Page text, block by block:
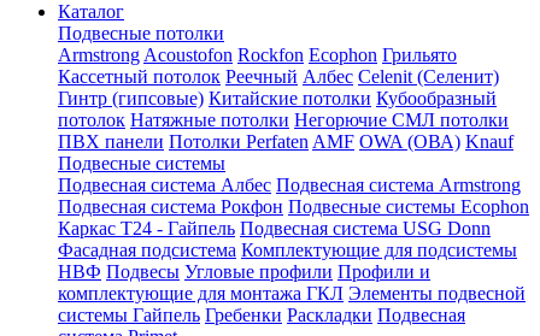
Каталог
Подвесные потолки
Armstrong Acoustofon Rockfon Ecophon Грильято
Кассетный потолок Реечный Албес Celenit (Селенит)
Гинтр (гипсовые) Китайские потолки Кубообразный
потолок Натяжные потолки Негорючие СМЛ потолки
ПВХ панели Потолки Perfaten AMF OWA (ОВА) Knauf
Подвесные системы
Подвесная система Албес Подвесная система Armstrong
Подвесная система Рокфон Подвесные системы Ecophon
Каркас Т24 - Гайпель Подвесная система USG Donn
Фасадная подсистема Комплектующие для подсистемы
НВФ Подвесы Угловые профили Профили и
комплектующие для монтажа ГКЛ Элементы подвесной
системы Гайпель Гребенки Раскладки Подвесная